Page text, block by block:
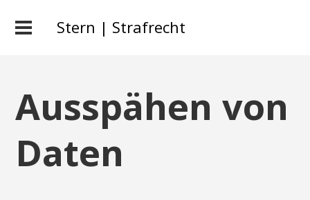
Stern | Strafrecht
Ausspähen von
Daten